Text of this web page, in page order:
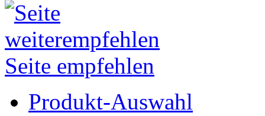
Seite empfehlen
Produkt-Auswahl